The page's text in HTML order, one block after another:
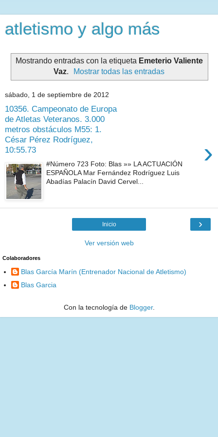
atletismo y algo más
Mostrando entradas con la etiqueta Emeterio Valiente
Vaz. Mostrar todas las entradas
sábado, 1 de septiembre de 2012
10356. Campeonato de Europa
de Atletas Veteranos. 3.000
metros obstáculos M55: 1.
César Pérez Rodríguez,
10:55.73
›
#Número 723 Foto: Blas »» LA ACTUACIÓN
ESPAÑOLA Mar Fernández Rodríguez Luis
Abadías Palacín David Cervel...
›
Inicio
Ver versión web
Colaboradores
Blas García Marín (Entrenador Nacional de Atletismo)
Blas Garcia
Con la tecnología de Blogger.